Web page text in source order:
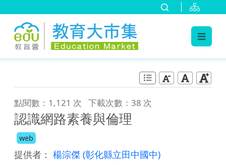
點閱數：1,121 次 下載次數：38 次
認識網路素養與倫理
web
提供者： 楊淙傑 (彰化縣立田中國中)